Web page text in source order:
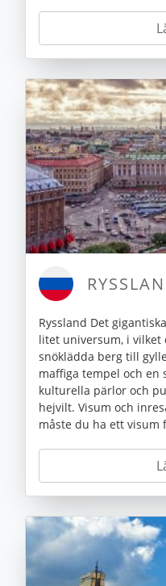
Ryssland Det
litet universum, i
snöklädda berg till
maffiga tempel och en
kulturella pärlor och
hejvilt. Visum och
måste du ha ett